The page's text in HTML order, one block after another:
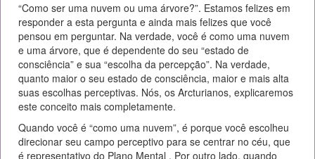
“Como ser uma nuvem ou uma árvore?”. Estamos felizes em
responder a esta pergunta e ainda mais felizes que você
pensou em perguntar. Na verdade, você é como uma nuvem
e uma árvore, que é dependente do seu “estado de
consciência” e sua “escolha da percepção”. Na verdade,
quanto maior o seu estado de consciência, maior e mais alta
suas escolhas perceptivas. Nós, os Arcturianos, explicaremos
este conceito mais completamente.
Quando você é “como uma nuvem”, é porque você escolheu
direcionar seu campo perceptivo para se centrar no céu, que
é representativo do Plano Mental . Por outro lado, quando